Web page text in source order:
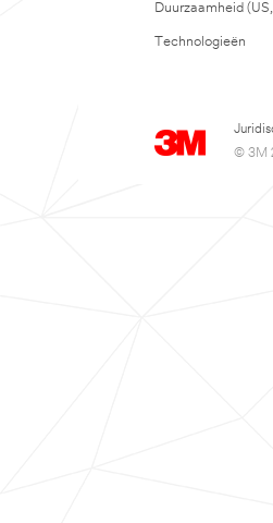
Duurzaamheid
Technologieën
© 3M